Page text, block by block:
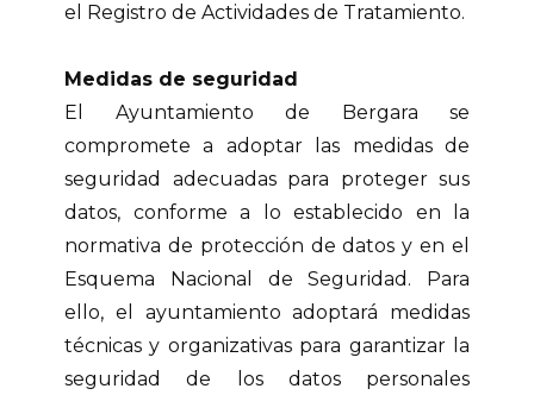
el Registro de Actividades de Tratamiento.
Medidas de seguridad
El Ayuntamiento de Bergara se
compromete a adoptar las medidas de
seguridad adecuadas para proteger sus
datos, conforme a lo establecido en la
normativa de protección de datos y en el
Esquema Nacional de Seguridad. Para
ello, el ayuntamiento adoptará medidas
técnicas y organizativas para garantizar la
seguridad de los datos personales